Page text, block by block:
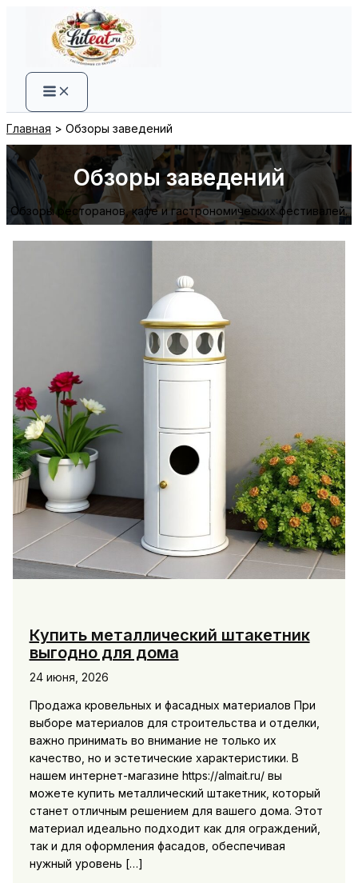
содержимому
Главная Обзоры заведений
Обзоры заведений
Обзоры ресторанов, кафе и гастрономических фестивалей.
Купить металлический штакетник
выгодно для дома
24 июня, 2026
Продажа кровельных и фасадных материалов При
выборе материалов для строительства и отделки,
важно принимать во внимание не только их
качество, но и эстетические характеристики. В
нашем интернет-магазине https://almait.ru/ вы
можете купить металлический штакетник, который
станет отличным решением для вашего дома. Этот
материал идеально подходит как для ограждений,
так и для оформления фасадов, обеспечивая
нужный уровень […]